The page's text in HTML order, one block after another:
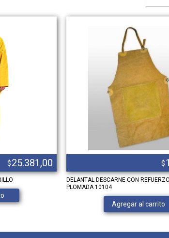
$25.381,00 $
DELANTAL DESCARNE CON
PLOMADA 10104
Agregar al carrito